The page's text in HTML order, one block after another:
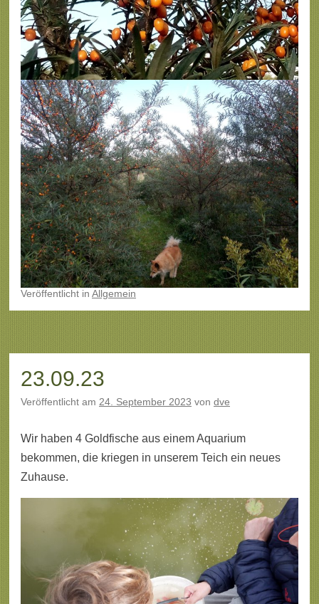
Veröffentlicht in Allgemein
23.09.23
Veröffentlicht am 24. September 2023 von dve
Wir haben 4 Goldfische aus einem Aquarium
bekommen, die kriegen in unserem Teich ein neues
Zuhause.